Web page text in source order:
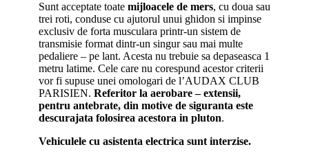
Sunt acceptate toate mijloacele de mers, cu doua sau
trei roti, conduse cu ajutorul unui ghidon si impinse
exclusiv de forta musculara printr-un sistem de
transmisie format dintr-un singur sau mai multe
pedaliere – pe lant. Acesta nu trebuie sa depaseasca 1
metru latime. Cele care nu corespund acestor criterii
vor fi supuse unei omologari de l’AUDAX CLUB
PARISIEN. Referitor la aerobare – extensii,
pentru antebrate, din motive de siguranta este
descurajata folosirea acestora in pluton.
Vehiculele cu asistenta electrica sunt interzise.